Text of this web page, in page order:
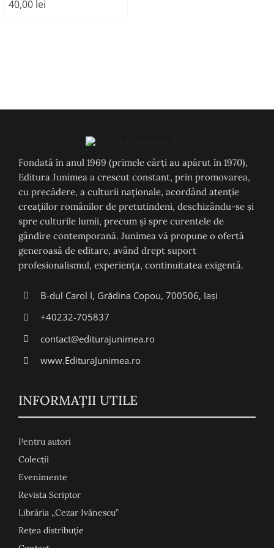
40,00 lei
Fondată în anul 1969 (primele cărți au apărut în 1970),
Editura Junimea a crescut constant, prin promovarea,
cu precădere, a culturii naţionale, acordând atenţie
creaţiilor românilor de pretutindeni, deschizându-se şi
spre culturile lumii, precum şi spre curentele de
gândire contemporană. Junimea vă propune o ofertă
generoasă de editare, având drept suport
profesionalismul, experiența, continuitatea exigentă.
B-dul Carol I, Grădina Copou, 700506, Iași
+40232-705837
contact@editurajunimea.ro
www.EdituraJunimea.ro
INFORMAŢII UTILE
Pentru autori
Colecţii
Evenimente
Revista Scriptor
Librăria „Cezar Ivănescu”
Rețea distribuție